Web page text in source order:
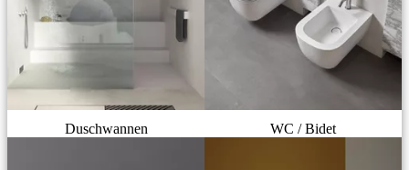
Duschwannen WC / Bidet